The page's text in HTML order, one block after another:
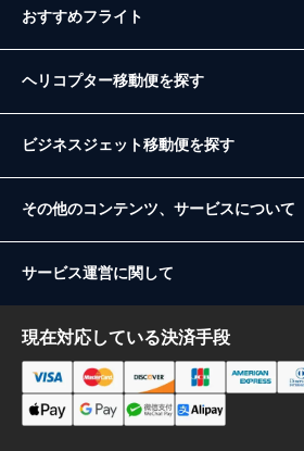
おすすめフライト
ヘリコプター移動便を探す
ビジネスジェット移動便を探す
その他のコンテンツ、サービスについて
サービス運営に関して
現在対応している決済手段